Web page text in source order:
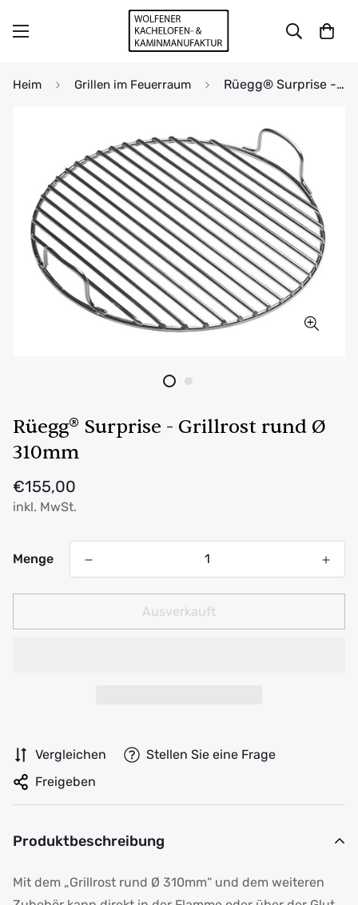
Heim Grillen im Feuerraum Rüegg® Surprise - Grillrost rund Ø 310mm
Rüegg® Surprise - Grillrost rund Ø
310mm
Regulärer
Preis
€155,00
inkl. MwSt.
Menge
Ausverkauft
Vergleichen
Stellen Sie eine Frage
Freigeben
Produktbeschreibung
Mit dem „Grillrost rund Ø 310mm“ und dem weiteren